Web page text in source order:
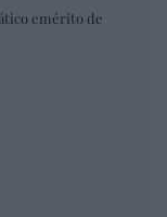
emérito de